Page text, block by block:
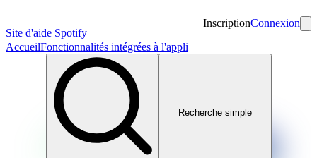
Site d'aide Spotify
InscriptionConnexion
AccueilFonctionnalités intégrées à l'appli
Recherche simple